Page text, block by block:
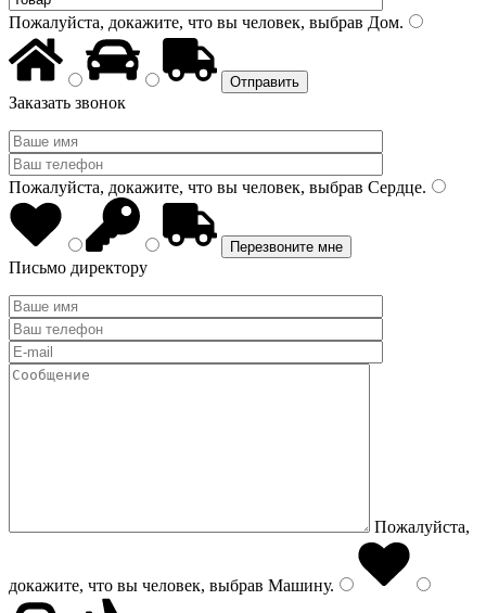
Пожалуйста, докажите, что вы человек, выбрав Дом.
Заказать звонок
Пожалуйста, докажите, что вы человек, выбрав Сердце.
Письмо директору
Пожалуйста,
докажите, что вы человек, выбрав Машину.